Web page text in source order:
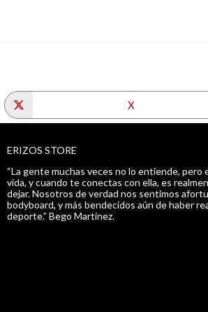
X
ERIZOS STORE
“La gente muchas veces no lo entiende,
vida, y cuando te conectas con ella, es
dejar. Nosotros de verdad nos sentimos
bodyboard, y más bendecidos aún de haber
deporte.” Bego Martinez.